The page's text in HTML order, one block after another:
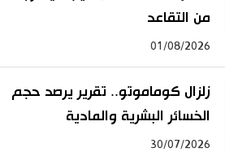
من التقاعد
01/08/2026
زلزال كوماموتو.. تقرير يرصد حجم
الخسائر البشرية والمادية
30/07/2026